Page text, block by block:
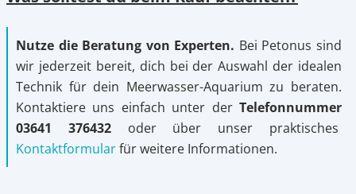
Nutze die Beratung von Experten. Bei Petonus sind
wir jederzeit bereit, dich bei der Auswahl der idealen
Technik für dein Meerwasser-Aquarium zu beraten.
Kontaktiere uns einfach unter der Telefonnummer
03641 376432oder über unser praktisches
Kontaktformularfür weitere Informationen.